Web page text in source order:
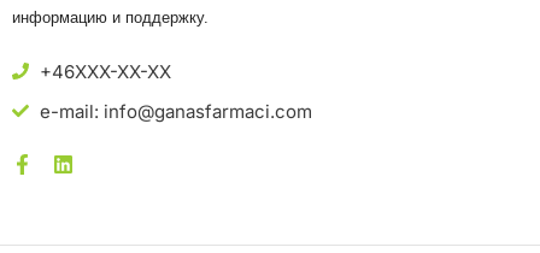
информацию и поддержку.
+46XXX-XX-XX
e-mail: info@ganasfarmaci.com